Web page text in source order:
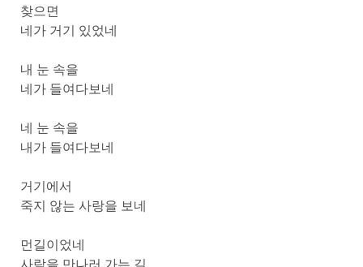
찾으면
네가 거기 있었네
내 눈 속을
네가 들여다보네
네 눈 속을
내가 들여다보네
거기에서
죽지 않는 사랑을 보네
먼길이었네